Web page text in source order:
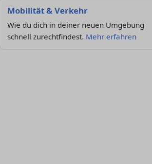
Mobilität & Verkehr
Wie du dich in deiner neuen Umgebung
schnell zurechtfindest. Mehr erfahren